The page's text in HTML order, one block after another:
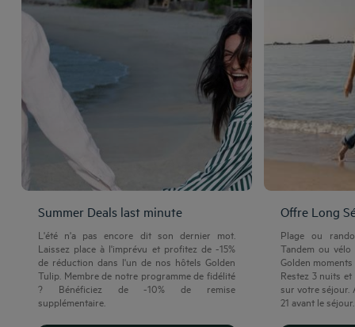
Summer Deals last minute
L'été n'a pas encore dit son dernier mot.
Laissez place à l'imprévu et profitez de -15%
de réduction dans l'un de nos hôtels Golden
Tulip. Membre de notre programme de fidélité
? Bénéficiez de -10% de remise
supplémentaire.
Offre Long
Plage ou
Tandem ou
Golden
Restez 3 nuits
sur votre séjour.
21 avant le séjour.